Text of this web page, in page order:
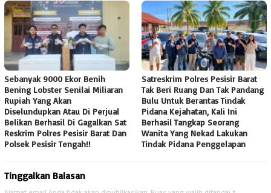
Sebanyak 9000 Ekor Benih
Bening Lobster Senilai Miliaran
Rupiah Yang Akan
Diselundupkan Atau Di Perjual
Belikan Berhasil Di Gagalkan Sat
Reskrim Polres Pesisir Barat Dan
Polsek Pesisir Tengah!!
Satreskrim Polres Pesisir Barat
Tak Beri Ruang Dan Tak Pandang
Bulu Untuk Berantas Tindak
Pidana Kejahatan, Kali Ini
Berhasil Tangkap Seorang
Wanita Yang Nekad Lakukan
Tindak Pidana Penggelapan
Tinggalkan Balasan